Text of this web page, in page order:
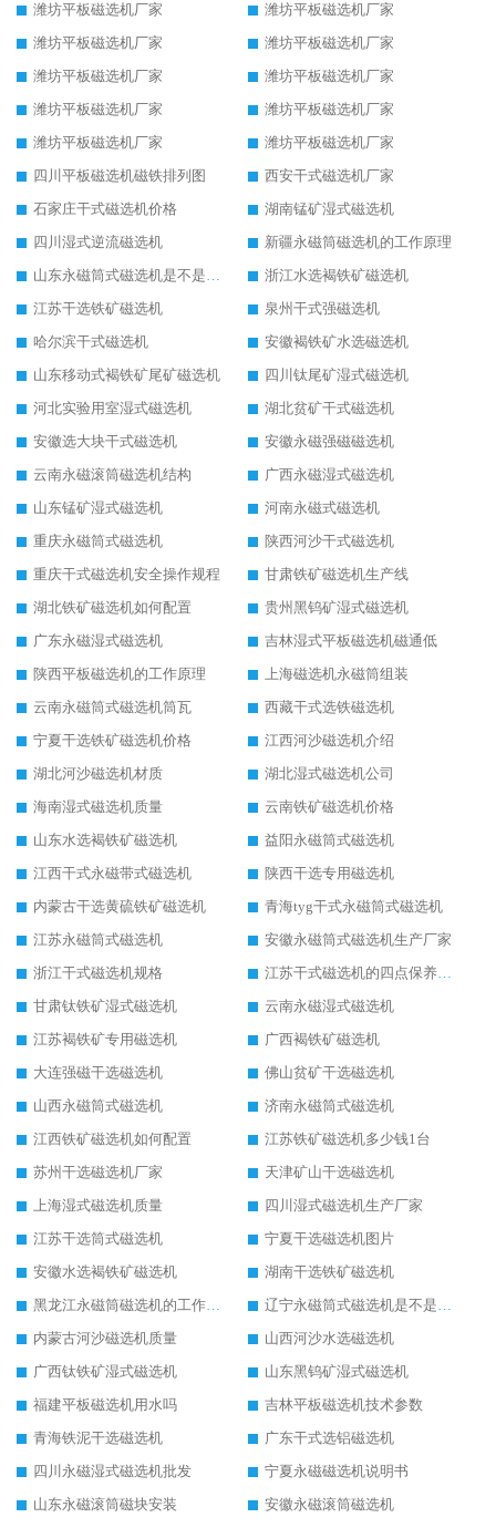
潍坊平板磁选机厂家
潍坊平板磁选机厂家
潍坊平板磁选机厂家
潍坊平板磁选机厂家
潍坊平板磁选机厂家
潍坊平板磁选机厂家
潍坊平板磁选机厂家
潍坊平板磁选机厂家
潍坊平板磁选机厂家
潍坊平板磁选机厂家
四川平板磁选机磁铁排列图
西安干式磁选机厂家
石家庄干式磁选机价格
湖南锰矿湿式磁选机
四川湿式逆流磁选机
新疆永磁筒磁选机的工作原理
山东永磁筒式磁选机是不是强磁
浙江水选褐铁矿磁选机
江苏干选铁矿磁选机
泉州干式强磁选机
哈尔滨干式磁选机
安徽褐铁矿水选磁选机
山东移动式褐铁矿尾矿磁选机
四川钛尾矿湿式磁选机
河北实验用室湿式磁选机
湖北贫矿干式磁选机
安徽选大块干式磁选机
安徽永磁强磁磁选机
云南永磁滚筒磁选机结构
广西永磁湿式磁选机
山东锰矿湿式磁选机
河南永磁式磁选机
重庆永磁筒式磁选机
陕西河沙干式磁选机
重庆干式磁选机安全操作规程
甘肃铁矿磁选机生产线
湖北铁矿磁选机如何配置
贵州黑钨矿湿式磁选机
广东永磁湿式磁选机
吉林湿式平板磁选机磁通低
陕西平板磁选机的工作原理
上海磁选机永磁筒组装
云南永磁筒式磁选机筒瓦
西藏干式选铁磁选机
宁夏干选铁矿磁选机价格
江西河沙磁选机介绍
湖北河沙磁选机材质
湖北湿式磁选机公司
海南湿式磁选机质量
云南铁矿磁选机价格
山东水选褐铁矿磁选机
益阳永磁筒式磁选机
江西干式永磁带式磁选机
陕西干选专用磁选机
内蒙古干选黄硫铁矿磁选机
青海tyg干式永磁筒式磁选机
江苏永磁筒式磁选机
安徽永磁筒式磁选机生产厂家
浙江干式磁选机规格
江苏干式磁选机的四点保养秘籍
甘肃钛铁矿湿式磁选机
云南永磁湿式磁选机
江苏褐铁矿专用磁选机
广西褐铁矿磁选机
大连强磁干选磁选机
佛山贫矿干选磁选机
山西永磁筒式磁选机
济南永磁筒式磁选机
江西铁矿磁选机如何配置
江苏铁矿磁选机多少钱1台
苏州干选磁选机厂家
天津矿山干选磁选机
上海湿式磁选机质量
四川湿式磁选机生产厂家
江苏干选筒式磁选机
宁夏干选磁选机图片
安徽水选褐铁矿磁选机
湖南干选铁矿磁选机
黑龙江永磁筒磁选机的工作原理
辽宁永磁筒式磁选机是不是强磁
内蒙古河沙磁选机质量
山西河沙水选磁选机
广西钛铁矿湿式磁选机
山东黑钨矿湿式磁选机
福建平板磁选机用水吗
吉林平板磁选机技术参数
青海铁泥干选磁选机
广东干式选铝磁选机
四川永磁湿式磁选机批发
宁夏永磁磁选机说明书
山东永磁滚筒磁块安装
安徽永磁滚筒磁选机